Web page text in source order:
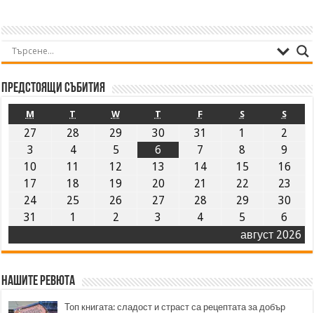
Предстоящи събития
август 2026
M T W T F S S
27 28 29 30 31 1
2
3
4 5 6 7 8
9
10
11 12 13 14 15
16
17
18 19 20 21 22
23
24
25 26 27 28 29
30
31
1 2 3 4 5 6
Нашите ревюта
Топ книгата: сладост и страст са рецептата за добър